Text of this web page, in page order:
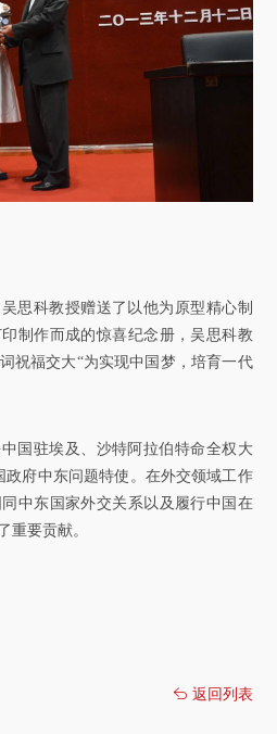
思科教授赠送了以他为原型精心制
制作而成的惊喜纪念册，吴思科教
祝福交大“为实现中国梦，培育一代
国驻埃及、沙特阿拉伯特命全权大
政府中东问题特使。在外交领域工作
中东国家外交关系以及履行中国在
重要贡献。
返回列表